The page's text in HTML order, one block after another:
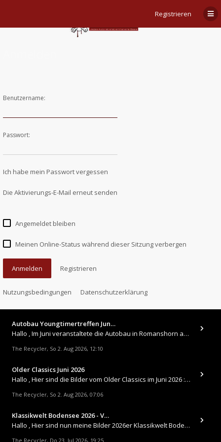
Registrieren
Benutzername:
Passwort:
Ich habe mein Passwort vergessen
Die Aktivierungs-E-Mail erneut senden
Angemeldet bleiben
Meinen Online-Status während dieser Sitzung verbergen
Anmelden Registrieren
Nutzungsbedingungen Datenschutzerklärung
Autobau Youngtimertreffen Jun…
Hallo , Im Juni veranstaltete die Autobau in Romanshorn auf ihrem Gelände ein kleines Youngtimertreffen : https://up.
The Recycler, So 2. Aug 2026, 12:10
Older Classics Juni 2026
​Hallo , Hier sind die Bilder vom Older Classics im Juni 2026 : https://up.picr.de/51155940wd.jpg https://up.pic
The Recycler, So 2. Aug 2026, 07:06
Klassikwelt Bodensee 2026 - V…
Hallo , Hier sind nun meine Bilder 2026er Klassikwelt Bodensee 😀 https://up.picr.de/51125547rb.jpg https://up.pi
The Recycler, Do 23. Jul 2026, 19:25